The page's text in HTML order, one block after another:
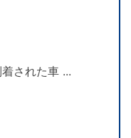
された車 ...